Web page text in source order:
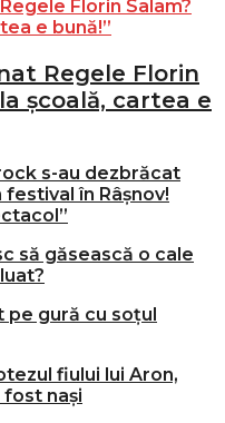
Regele Florin
școală, cartea e
s-au dezbrăcat
în Râșnov!
să găsească o cale
pe gură cu soțul
fiului lui Aron,
fost nași